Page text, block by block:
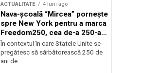
ACTUALITATE 4 luni ago
Nava-școală “Mircea” pornește
spre New York pentru a marca
Freedom250, cea de-a 250-a
aniversare a Statelor Unite
În contextul în care Statele Unite se
pregătesc să sărbătorească 250 de
ani de...